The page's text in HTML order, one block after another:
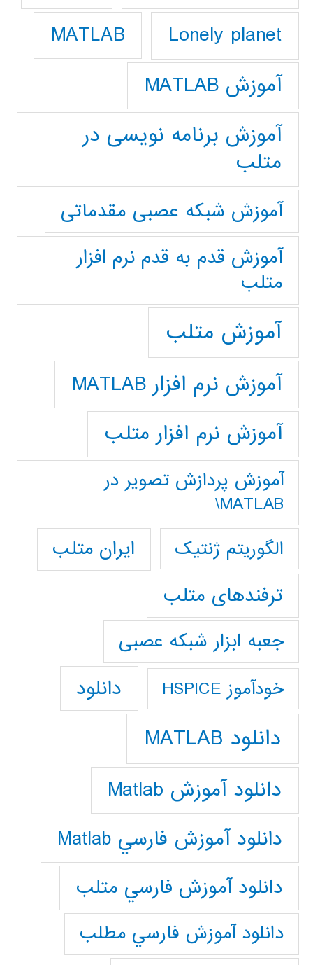
Lonely planet
MATLAB
آموزش MATLAB
آموزش برنامه نویسی در
متلب
آموزش شبکه عصبی مقدماتی
آموزش قدم به قدم نرم افزار
متلب
آموزش متلب
آموزش نرم افزار MATLAB
آموزش نرم افزار متلب
آموزش پردازش تصوير در
MATLAB\
الگوریتم ژنتیک
ایران متلب
ترفندهای متلب
جعبه ابزار شبکه عصبی
خودآموز HSPICE دانلود
دانلود MATLAB
دانلود آموزش Matlab
دانلود آموزش فارسي Matlab
دانلود آموزش فارسي متلب
دانلود آموزش فارسي مطلب